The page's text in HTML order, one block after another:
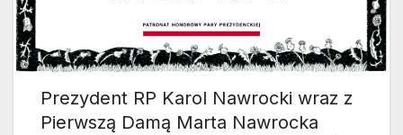
Prezydent RP Karol Nawrocki wraz z
Pierwszą Damą Marta Nawrocka